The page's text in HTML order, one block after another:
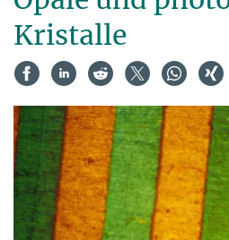
Kristalle